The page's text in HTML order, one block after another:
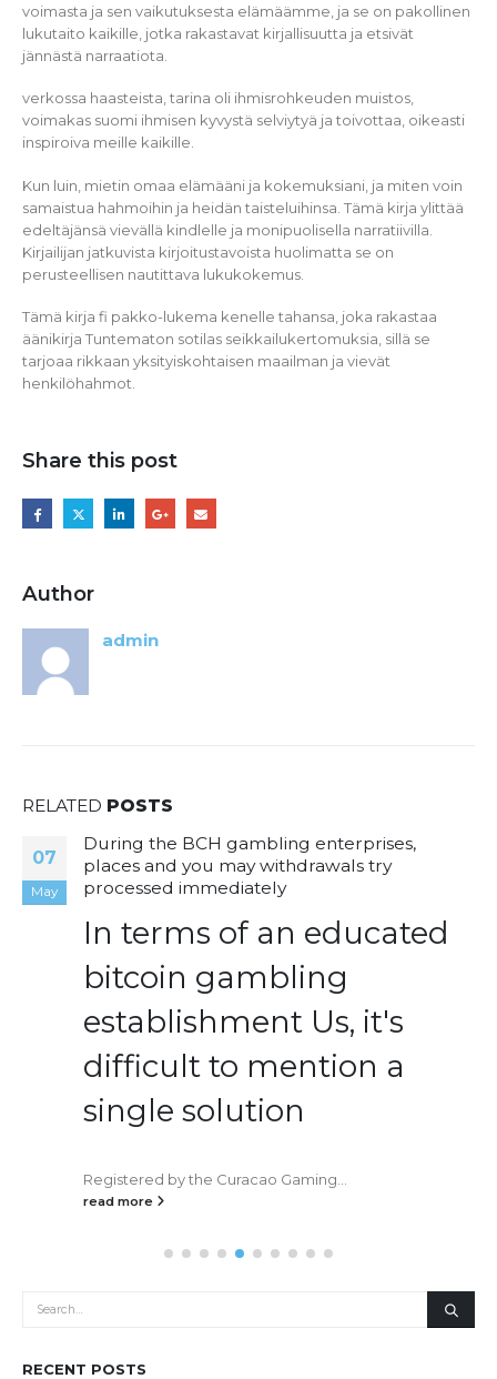
voimasta ja sen vaikutuksesta elämäämme, ja se on pakollinen
lukutaito kaikille, jotka rakastavat kirjallisuutta ja etsivät
jännästä narraatiota.
verkossa haasteista, tarina oli ihmisrohkeuden muistos,
voimakas suomi ihmisen kyvystä selviytyä ja toivottaa, oikeasti
inspiroiva meille kaikille.
Kun luin, mietin omaa elämääni ja kokemuksiani, ja miten voin
samaistua hahmoihin ja heidän taisteluihinsa. Tämä kirja ylittää
edeltäjänsä vievällä kindlelle ja monipuolisella narratiivilla.
Kirjailijan jatkuvista kirjoitustavoista huolimatta se on
perusteellisen nautittava lukukokemus.
Tämä kirja fi pakko-lukema kenelle tahansa, joka rakastaa
äänikirja Tuntematon sotilas seikkailukertomuksia, sillä se
tarjoaa rikkaan yksityiskohtaisen maailman ja vievät
henkilöhahmot.
Share this post
Author
admin
RELATED POSTS
07
May
During the BCH gambling enterprises,
places and you may withdrawals try
processed immediately
In terms of an educated
bitcoin gambling
establishment Us, it's
difficult to mention a
single solution
Registered by the Curacao Gaming...
read more
RECENT POSTS